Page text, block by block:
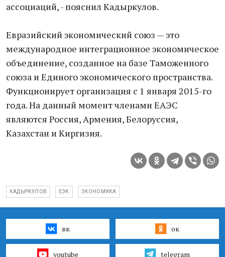
ассоциаций, - пояснил Кадыркулов.
Евразийский экономический союз — это
международное интеграционное экономическое
объединение, созданное на базе Таможенного
союза и Единого экономического пространства.
Функционирует организация с 1 января 2015-го
года. На данный момент членами ЕАЭС
являются Россия, Армения, Белоруссия,
Казахстан и Киргизия.
КАДЫРКУЛОВ ЕЭК ЭКОНОМИКА
вк ок
youtube telegram